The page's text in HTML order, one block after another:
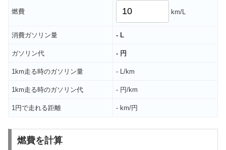
燃費 km/L
消費ガソリン量 - L
ガソリン代 - 円
1km走る時のガソリン量 - L/km
1km走る時のガソリン代 - 円/km
1円で走れる距離 - km/円
燃費を計算